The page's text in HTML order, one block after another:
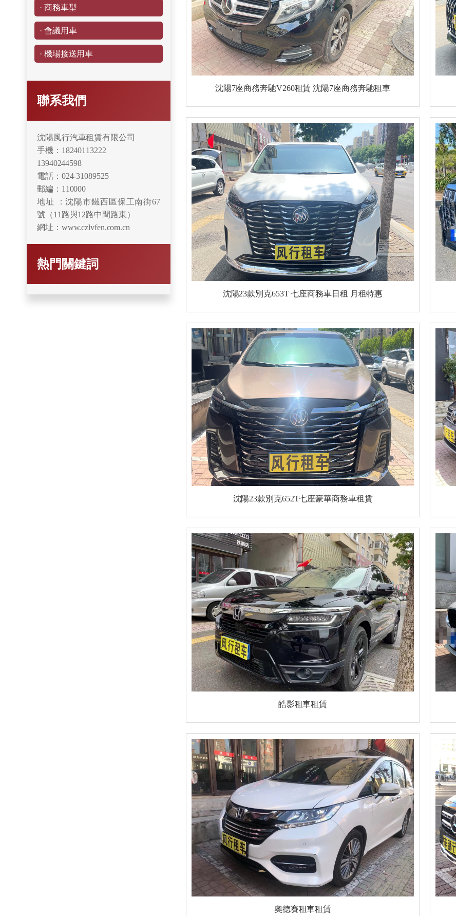
· 商務車型
· 會議用車
· 機場接送用車
聯系我們
沈陽風行汽車租賃有限公司
手機：18240113222
13940244598
電話：024-31089525
郵編：110000
地址 ：沈陽市鐵西區保工南街67
號（11路與12路中間路東）
網址：www.czlvfen.com.cn
熱門關鍵詞
沈陽7座商務奔馳V260租賃 沈陽7座商務奔馳租車
沈陽23款別克653T 七座商務車日租 月租特惠
沈陽23款別克652T七座豪華商務車租賃
皓影租車租賃
奧德賽租車租賃